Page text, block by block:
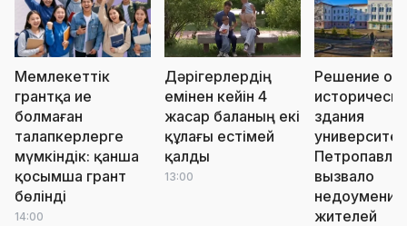
Мемлекеттік
грантқа ие
болмаған
талапкерлерге
мүмкіндік: қанша
қосымша грант
бөлінді
14:00
Дәрігерлердің
емінен кейін 4
жасар баланың екі
құлағы естімей
қалды
13:00
Решение о
здания
вызвало
недоумение
жителей